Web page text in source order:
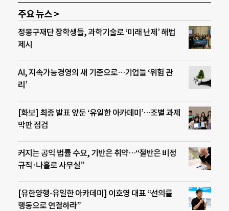
주요 뉴스 >
정몽구재단 장학생들, 과학기술로 ‘미래 난제’ 해법
제시
AI, 지속가능경영의 새 기준으로…기업들 ‘위험 관
리’
[화보] 최종 발표 앞둔 ‘유일한 아카데미’…조별 과제
막판 점검
커지는 공익 법률 수요, 기반은 취약…“절반은 비정
규직·나홀로 사무실”
[유한양행-유일한 아카데미] 이호영 대표 “선의를
행동으로 연결하라”